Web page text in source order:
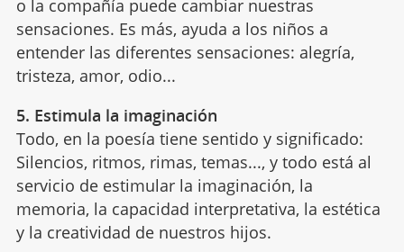
o la compañía puede cambiar nuestras
sensaciones. Es más, ayuda a los niños a
entender las diferentes sensaciones: alegría,
tristeza, amor, odio...
5. Estimula la imaginación
Todo, en la poesía tiene sentido y significado:
Silencios, ritmos, rimas, temas..., y todo está al
servicio de estimular la imaginación, la
memoria, la capacidad interpretativa, la estética
y la creatividad de nuestros hijos.